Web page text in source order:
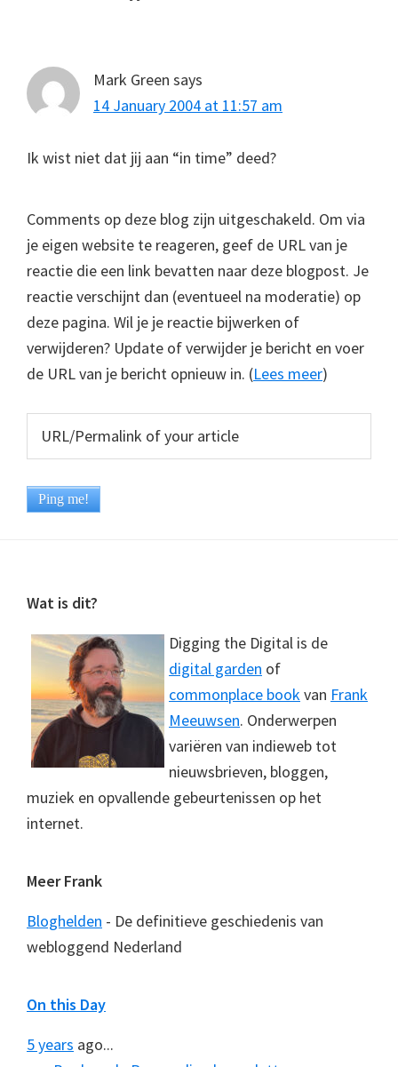
Mark Green says
14 January 2004 at 11:57 am
Ik wist niet dat jij aan “in time” deed?
Comments op deze blog zijn uitgeschakeld. Om via
je eigen website te reageren, geef de URL van je
reactie die een link bevatten naar deze blogpost. Je
reactie verschijnt dan (eventueel na moderatie) op
deze pagina. Wil je je reactie bijwerken of
verwijderen? Update of verwijder je bericht en voer
de URL van je bericht opnieuw in. (Lees meer)
Footer
Wat is dit?
Digging the Digital is de
digital garden of
commonplace bookvan Frank
Meeuwsen. Onderwerpen
variëren van indieweb tot
nieuwsbrieven, bloggen,
muziek en opvallende gebeurtenissen op het
internet.
Meer Frank
Bloghelden - De definitieve geschiedenis van
webloggend Nederland
On this Day
5 years ago...